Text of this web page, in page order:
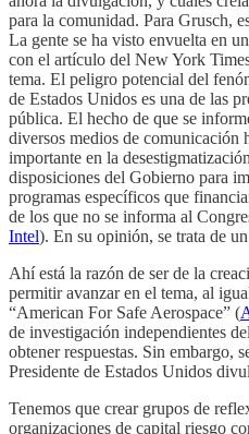
para la comunidad. Para Grusch,
La gente se ha visto envuelta en
con el artículo del New York
tema. El peligro potencial del
de Estados Unidos es una de las
pública. El hecho de que se
diversos medios de comunicación
importante en la
disposiciones del Gobierno para
programas específicos que
de los que no se informa al
Intel). En su opinión, se trata de
Ahí está la razón de ser de la
permitir avanzar en el tema, al
“American For Safe Aerospace” (
de investigación independientes
obtener respuestas. Sin embargo,
Presidente de Estados Unidos
Tenemos que crear grupos de
organizaciones de capital riesgo